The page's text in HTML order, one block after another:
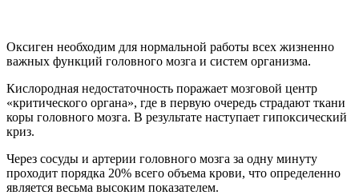
Оксиген необходим для нормальной работы всех жизненно
важных функций головного мозга и систем организма.
Кислородная недостаточность поражает мозговой центр
«критического органа», где в первую очередь страдают ткани
коры головного мозга. В результате наступает гипоксический
криз.
Через сосуды и артерии головного мозга за одну минуту
проходит порядка 20% всего объема крови, что определенно
является весьма высоким показателем.